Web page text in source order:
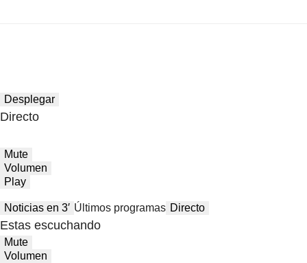
Desplegar
Directo
Mute
Volumen
Play
Noticias en 3′ Últimos programas Directo
Estas escuchando
Mute
Volumen